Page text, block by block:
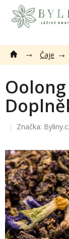
obsah
Čaje
Značka: